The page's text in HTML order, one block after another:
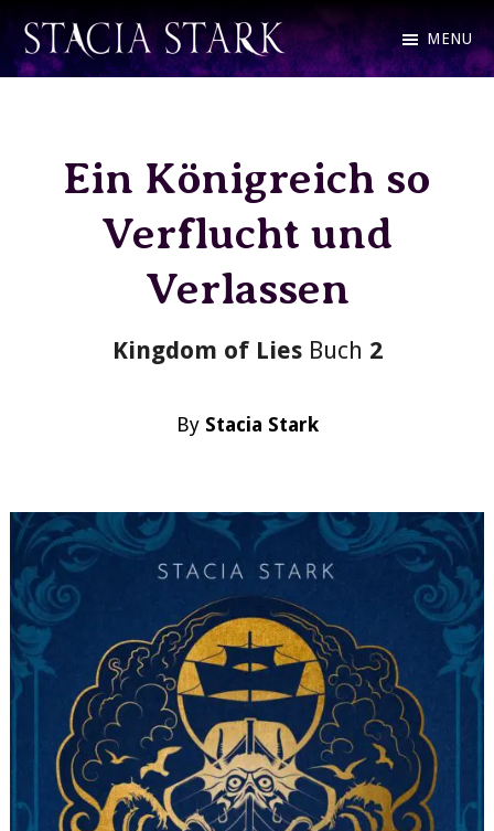
Skip
to
Stacia
Fantasy
Urban
MENU
Ein Königreich so
Verflucht und
Verlassen
Kingdom of LiesBuch 2
By Stacia Stark